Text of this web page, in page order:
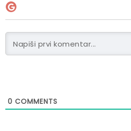
0 COMMENTS